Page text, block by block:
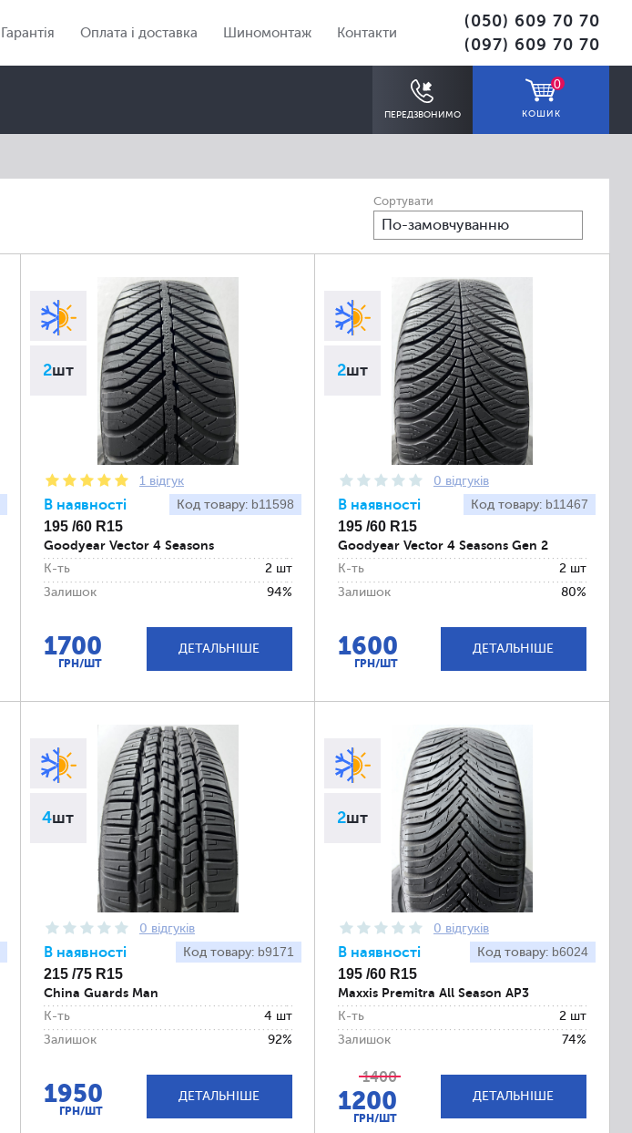
Гарантія Оплата і доставка Шиномонтаж Контакти
(050) 609 70 70
(097) 609 70 70
ПЕРЕДЗВОНИМО
0
КОШИК
Всі ПІДІБРАТИ
Сортувати
По-замовчуванню
2шт
1 відгук
Код товару: b11598
В наявності
195 /60 R15
Goodyear Vector 4 Seasons
К-ть
2 шт
Залишок
94%
1700
ГРН/ШТ
ДЕТАЛЬНІШЕ
2шт
0 відгуків
Код товару: b11467
В наявності
195 /60 R15
Goodyear Vector 4 Seasons Gen 2
К-ть
2 шт
Залишок
80%
1600
ГРН/ШТ
ДЕТАЛЬНІШЕ
4шт
0 відгуків
Код товару: b9171
В наявності
215 /75 R15
China Guards Man
К-ть
4 шт
Залишок
92%
1950
ГРН/ШТ
ДЕТАЛЬНІШЕ
2шт
0 відгуків
Код товару: b6024
В наявності
195 /60 R15
Maxxis Premitra All Season AP3
К-ть
2 шт
Залишок
74%
1400
1200
ГРН/ШТ
ДЕТАЛЬНІШЕ